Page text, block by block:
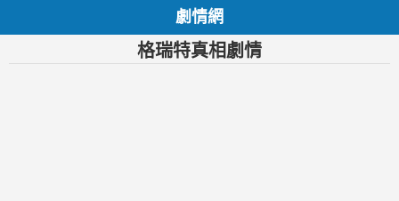
劇情網
格瑞特真相劇情